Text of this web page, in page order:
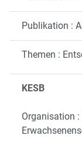
Publikation :
Themen :
KESB
Organisation :